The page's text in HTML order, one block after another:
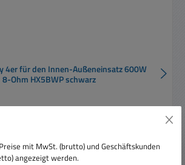
4er für den Innen-Außeneinsatz 600W
8-Ohm HX5BWP schwarz
mit MwSt. (brutto) und Geschäftskunden
angezeigt werden.